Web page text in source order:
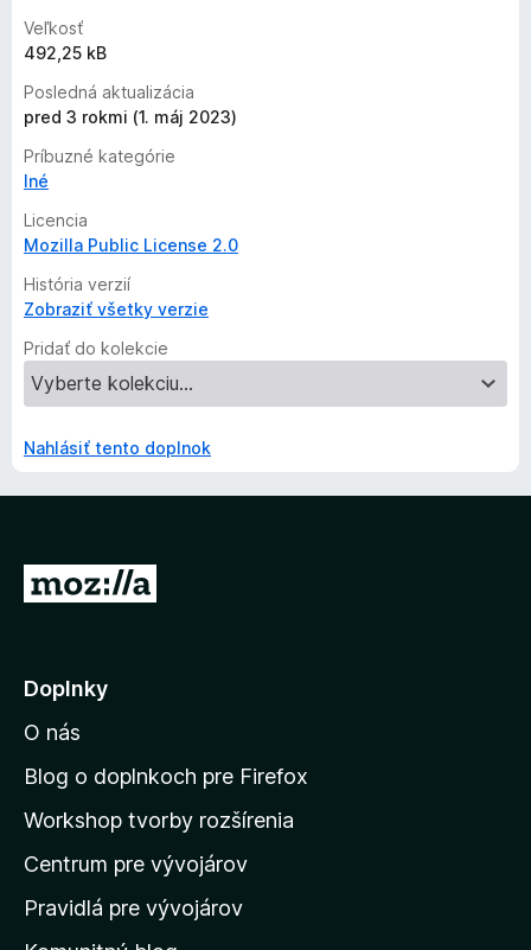
Veľkosť
492,25 kB
Posledná aktualizácia
pred 3 rokmi (1. máj 2023)
Príbuzné kategórie
Iné
Licencia
Mozilla Public License 2.0
História verzií
Zobraziť všetky verzie
Pridať do kolekcie
Nahlásiť tento doplnok
P
j
ť
n
d
o
m
Doplnky
O nás
Blog o doplnkoch pre Firefox
Workshop tvorby rozšírenia
Centrum pre vývojárov
Pravidlá pre vývojárov